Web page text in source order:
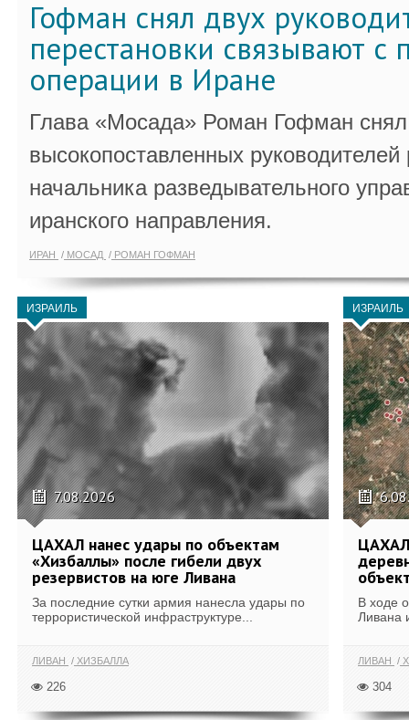
Гофман снял двух
перестановки связывают с
операции в Иране
Глава «Мосада» Роман Гофман снял
высокопоставленных
начальника разведывательного
иранского направления.
ИРАН МОСАД РОМАН ГОФМАН
ИЗРАИЛЬ
7.08.2026
ЦАХАЛ нанес удары по объектам
«Хизбаллы» после гибели двух
резервистов на юге Ливана
За последние сутки армия нанесла удары по
террористической инфраструктуре...
ЛИВАН ХИЗБАЛЛА
226
ИЗРАИЛЬ
В ходе
Ливана
ЛИВАН
304